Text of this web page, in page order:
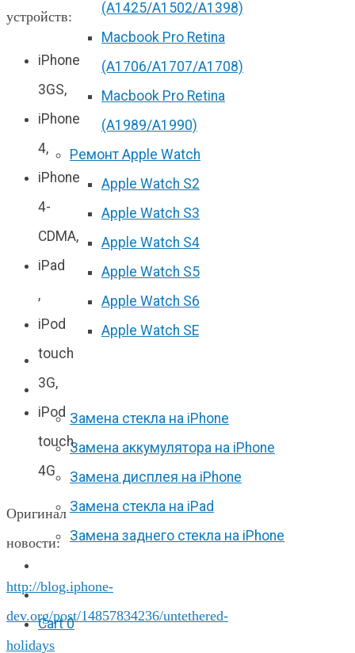
(А1425/A1502/A1398)
Macbook Pro Retina
(А1706/A1707/A1708)
Macbook Pro Retina
(А1989/A1990)
Ремонт Apple Watch
Apple Watch S2
Apple Watch S3
Apple Watch S4
Apple Watch S5
Apple Watch S6
Apple Watch SE
Отзывы
Акции
Замена стекла на iPhone
Замена аккумулятора на iPhone
Замена дисплея на iPhone
Замена стекла на iPad
Замена заднего стекла на iPhone
F.A.Q
Cart 0
устройств:
iPhone
3GS,
iPhone
4,
iPhone
4-
CDMA,
iPad
,
iPod
touch
3G,
iPod
touch
4G
Оригинал
новости:
http://blog.iphone-
dev.org/post/14857834236/untethered-
holidays